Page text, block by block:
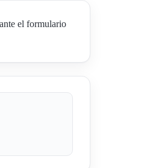
el formulario